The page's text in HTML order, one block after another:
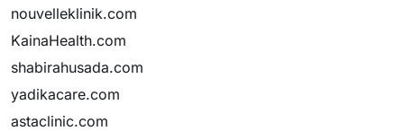
nouvelleklinik.com
KainaHealth.com
shabirahusada.com
yadikacare.com
astaclinic.com